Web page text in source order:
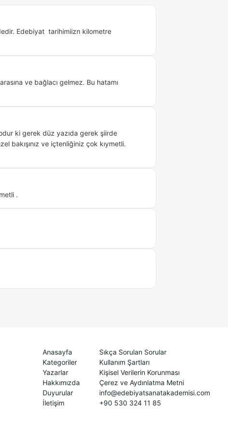
Edebiyat  tarihimiizn kilometre
ve bağlacı gelmez. Bu hatamı
ki gerek düz yazıda gerek şiirde
bakışınız ve içtenliğiniz çok kıymetli.
.
Anasayfa
Kategoriler
Yazarlar
Hakkımızda
Duyurular
İletişim
Sıkça Sorulan Sorular
Kullanım Şartları
Kişisel Verilerin Korunması
Çerez ve Aydınlatma Metni
info@edebiyatsanatakademisi.com
+90 530 324 11 85